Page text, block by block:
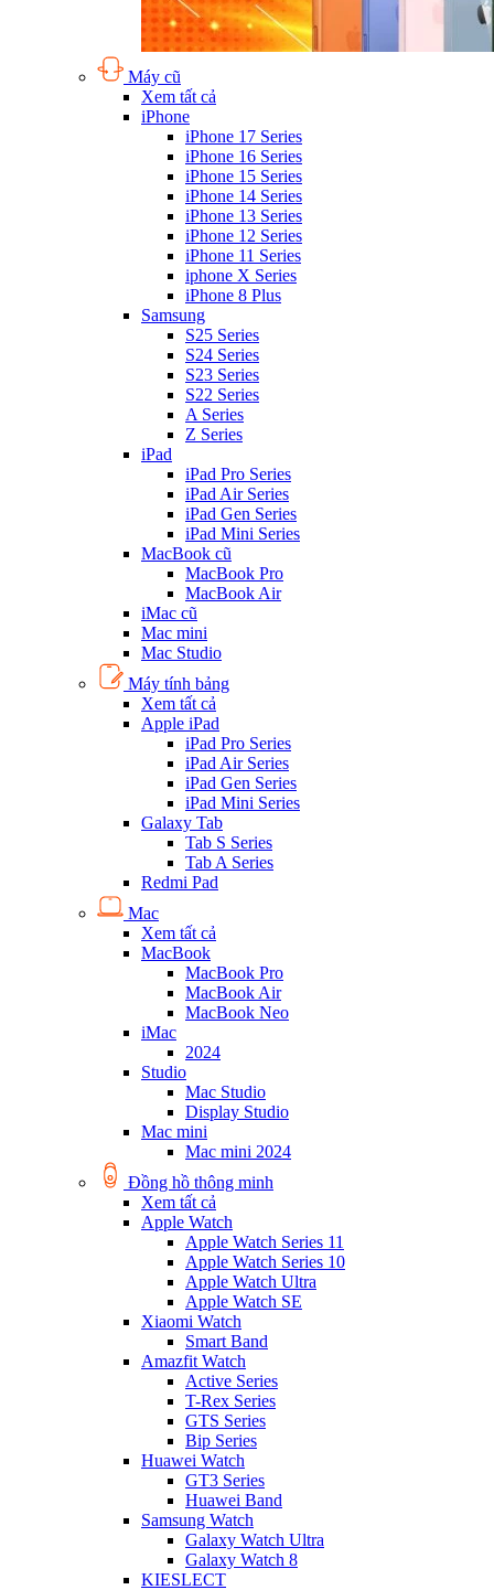
Máy cũ
Xem tất cả
iPhone
iPhone 17 Series
iPhone 16 Series
iPhone 15 Series
iPhone 14 Series
iPhone 13 Series
iPhone 12 Series
iPhone 11 Series
iphone X Series
iPhone 8 Plus
Samsung
S25 Series
S24 Series
S23 Series
S22 Series
A Series
Z Series
iPad
iPad Pro Series
iPad Air Series
iPad Gen Series
iPad Mini Series
MacBook cũ
MacBook Pro
MacBook Air
iMac cũ
Mac mini
Mac Studio
Máy tính bảng
Xem tất cả
Apple iPad
iPad Pro Series
iPad Air Series
iPad Gen Series
iPad Mini Series
Galaxy Tab
Tab S Series
Tab A Series
Redmi Pad
Mac
Xem tất cả
MacBook
MacBook Pro
MacBook Air
MacBook Neo
iMac
2024
Studio
Mac Studio
Display Studio
Mac mini
Mac mini 2024
Đồng hồ thông minh
Xem tất cả
Apple Watch
Apple Watch Series 11
Apple Watch Series 10
Apple Watch Ultra
Apple Watch SE
Xiaomi Watch
Smart Band
Amazfit Watch
Active Series
T-Rex Series
GTS Series
Bip Series
Huawei Watch
GT3 Series
Huawei Band
Samsung Watch
Galaxy Watch Ultra
Galaxy Watch 8
KIESLECT